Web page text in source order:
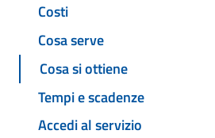
Costi
Cosa serve
Cosa si ottiene
Tempi e scadenze
Accedi al servizio